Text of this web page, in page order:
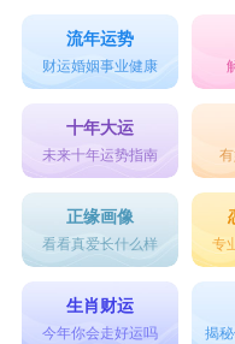
曼安
桃鸢
谐音梗的网名：
1、王哪跑、杨巅
杨、一个达不刘、
2、巧克力张张包
护花屎者、八九不离
流年运势
财运婚姻事业健康
十年大运
未来十年运势指南
正缘画像
看看真爱长什么样 专
生肖财运
今年你会走好运吗 揭